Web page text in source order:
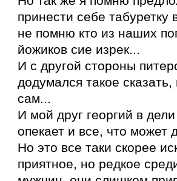
принести себе табуретку
не помню кто из наших
йожиков сие изрек...
И с другой стороны
додумался такое
сам...
И мой друг георгий в
опекает и все, что может
Но это все таки скорее
приятное, но редкое